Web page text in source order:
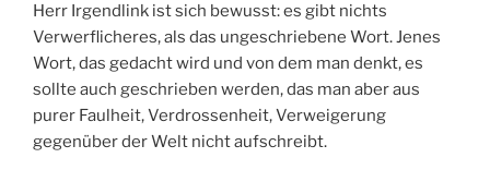
Herr Irgendlink ist sich bewusst: es gibt nichts
Verwerflicheres, als das ungeschriebene Wort. Jenes
Wort, das gedacht wird und von dem man denkt, es
sollte auch geschrieben werden, das man aber aus
purer Faulheit, Verdrossenheit, Verweigerung
gegenüber der Welt nicht aufschreibt.